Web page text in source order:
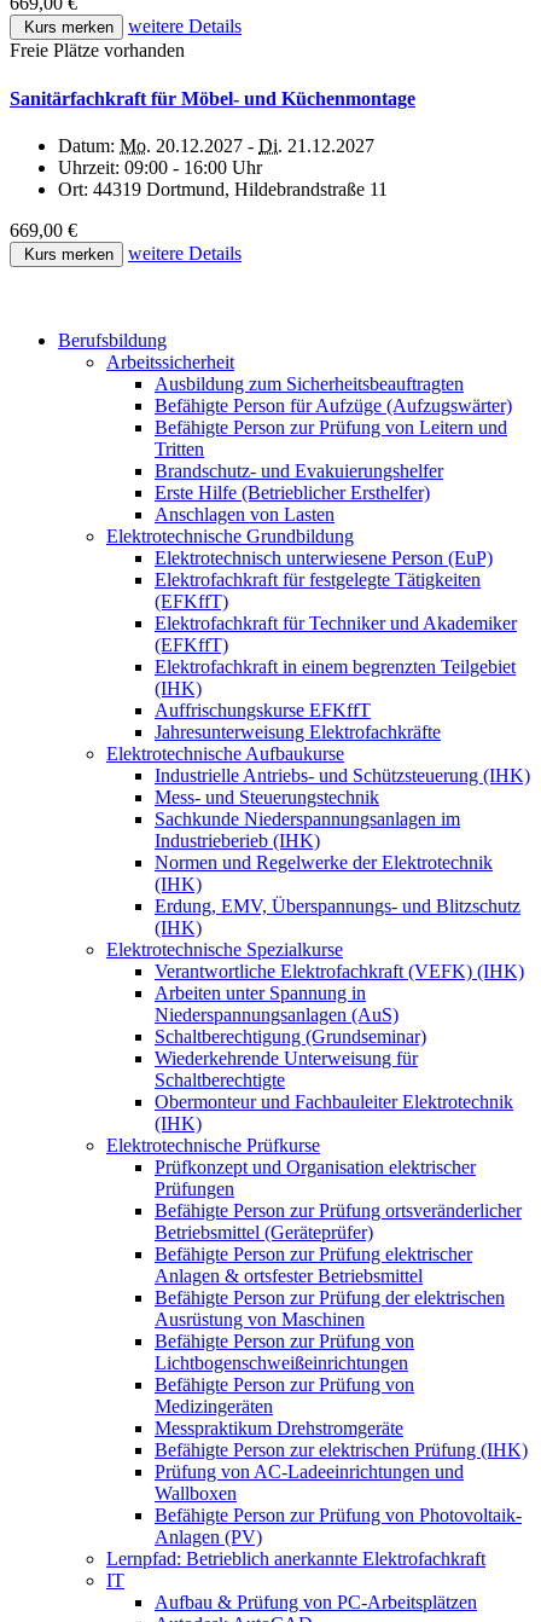
Kurs merken
weitere Details
Freie Plätze vorhanden
Sanitärfachkraft für Möbel- und Küchenmontage
Datum: Mo. 20.12.2027 - Di. 21.12.2027
Uhrzeit: 09:00 - 16:00 Uhr
Ort: 44319 Dortmund, Hildebrandstraße 11
669,00 €
Kurs merken weitere Details
Berufsbildung
Arbeitssicherheit
Ausbildung zum Sicherheitsbeauftragten
Befähigte Person für Aufzüge (Aufzugswärter)
Befähigte Person zur Prüfung von Leitern und
Tritten
Brandschutz- und Evakuierungshelfer
Erste Hilfe (Betrieblicher Ersthelfer)
Anschlagen von Lasten
Elektrotechnische Grundbildung
Elektrotechnisch unterwiesene Person (EuP)
Elektrofachkraft für festgelegte Tätigkeiten
(EFKffT)
Elektrofachkraft für Techniker und Akademiker
(EFKffT)
Elektrofachkraft in einem begrenzten Teilgebiet
(IHK)
Auffrischungskurse EFKffT
Jahresunterweisung Elektrofachkräfte
Elektrotechnische Aufbaukurse
Industrielle Antriebs- und Schützsteuerung (IHK)
Mess- und Steuerungstechnik
Sachkunde Niederspannungsanlagen im
Industrieberieb (IHK)
Normen und Regelwerke der Elektrotechnik
(IHK)
Erdung, EMV, Überspannungs- und Blitzschutz
(IHK)
Elektrotechnische Spezialkurse
Verantwortliche Elektrofachkraft (VEFK) (IHK)
Arbeiten unter Spannung in
Niederspannungsanlagen (AuS)
Schaltberechtigung (Grundseminar)
Wiederkehrende Unterweisung für
Schaltberechtigte
Obermonteur und Fachbauleiter Elektrotechnik
(IHK)
Elektrotechnische Prüfkurse
Prüfkonzept und Organisation elektrischer
Prüfungen
Befähigte Person zur Prüfung ortsveränderlicher
Betriebsmittel (Geräteprüfer)
Befähigte Person zur Prüfung elektrischer
Anlagen & ortsfester Betriebsmittel
Befähigte Person zur Prüfung der elektrischen
Ausrüstung von Maschinen
Befähigte Person zur Prüfung von
Lichtbogenschweißeinrichtungen
Befähigte Person zur Prüfung von
Medizingeräten
Messpraktikum Drehstromgeräte
Befähigte Person zur elektrischen Prüfung (IHK)
Prüfung von AC-Ladeeinrichtungen und
Wallboxen
Befähigte Person zur Prüfung von Photovoltaik-
Anlagen (PV)
Lernpfad: Betrieblich anerkannte Elektrofachkraft
IT
Aufbau & Prüfung von PC-Arbeitsplätzen